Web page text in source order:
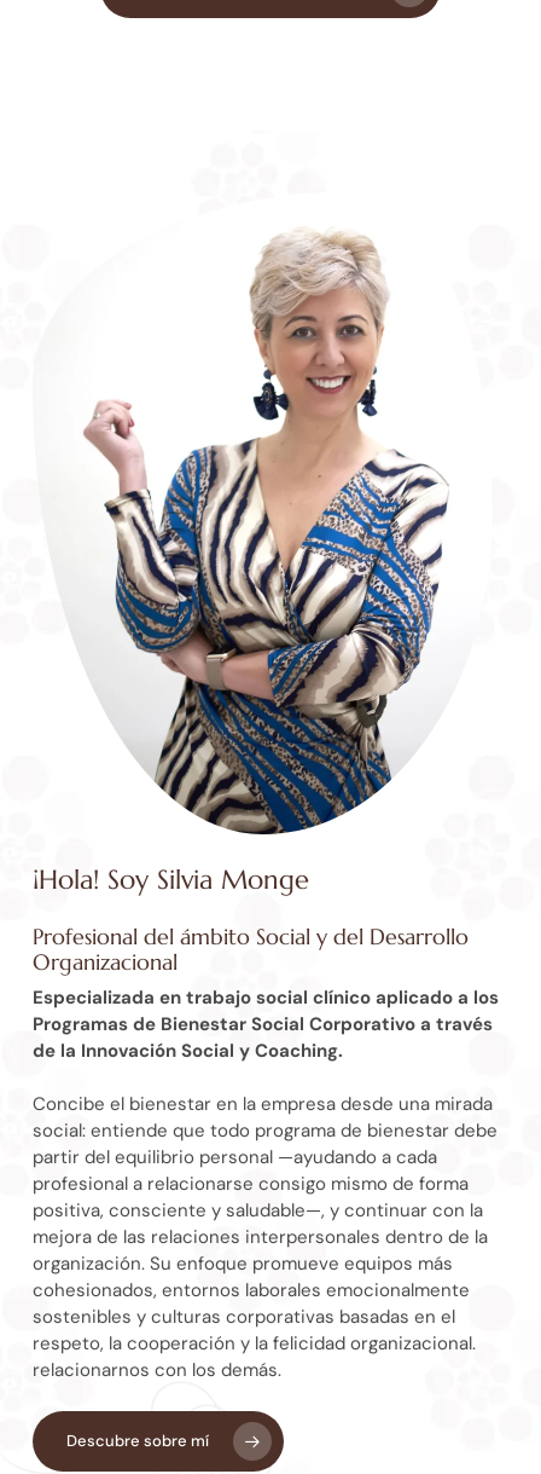
¡Hola! Soy Silvia Monge
Profesional del ámbito Social y del Desarrollo
Organizacional
Especializada en trabajo social clínico aplicado a los
Programas de Bienestar Social Corporativo a través
de la Innovación Social y Coaching.
Concibe el bienestar en la empresa desde una mirada
social: entiende que todo programa de bienestar debe
partir del equilibrio personal —ayudando a cada
profesional a relacionarse consigo mismo de forma
positiva, consciente y saludable—, y continuar con la
mejora de las relaciones interpersonales dentro de la
organización. Su enfoque promueve equipos más
cohesionados, entornos laborales emocionalmente
sostenibles y culturas corporativas basadas en el
respeto, la cooperación y la felicidad organizacional.
relacionarnos con los demás.
Descubre sobre mí